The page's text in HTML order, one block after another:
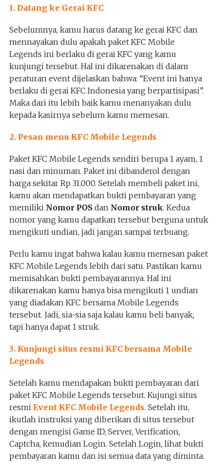
1. Datang ke Gerai KFC
Sebelumnya, kamu harus datang ke gerai KFC dan
mennayakan dulu apakah paket KFC Mobile
Legends ini berlaku di gerai KFC yang kamu
kunjungi tersebut. Hal ini dikarenakan di dalam
peraturan event dijelaskan bahwa: “Event ini hanya
berlaku di gerai KFC Indonesia yang berpartisipasi”.
Maka dari itu lebih baik kamu menanyakan dulu
kepada kasirnya sebelum kamu memesan.
2. Pesan menu KFC Mobile Legends
Paket KFC Mobile Legends sendiri berupa 1 ayam, 1
nasi dan minuman. Paket ini dibanderol dengan
harga sekitar Rp 31.000. Setelah membeli paket ini,
kamu akan mendapatkan bukti pembayaran yang
memiliki Nomor POSdan Nomor struk. Kedua
nomor yang kamu dapatkan tersebut berguna untuk
mengikuti undian, jadi jangan sampai terbuang.
Perlu kamu ingat bahwa kalau kamu memesan paket
KFC Mobile Legends lebih dari satu. Pastikan kamu
memisahkan bukti pembayarannya. Hal ini
dikarenakan kamu hanya bisa mengikuti 1 undian
yang diadakan KFC bersama Mobile Legends
tersebut. Jadi, sia-sia saja kalau kamu beli banyak,
tapi hanya dapat 1 struk.
3. Kunjungi situs resmi KFC bersama Mobile
Legends
Setelah kamu mendapakan bukti pembayaran dari
paket KFC Mobile Legends tersebut. Kujungi situs
resmi Event KFC Mobile Legends. Setelah itu,
ikutlah instruksi yang diberikan di situs tersebut
dengan mengisi Game ID, Server, Verification,
Captcha, kemudian Login. Setelah Login, lihat bukti
pembayaran kamu dan isi semua data yang diminta.